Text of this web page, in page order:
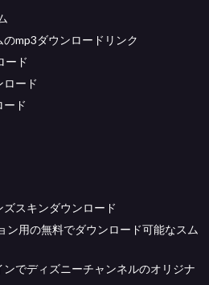
mp3ダウンロードリンク
ード
ード
ード
スキンダウンロード
用の無料でダウンロード可能なスム
でディズニーチャンネルのオリジナ